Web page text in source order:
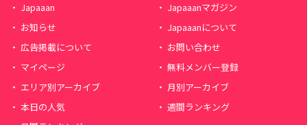
Japaaan
Japaaanマガジン
お知らせ
Japaaanについて
広告掲載について
お問い合わせ
マイページ
無料メンバー登録
エリア別アーカイブ
月別アーカイブ
本日の人気
週間ランキング